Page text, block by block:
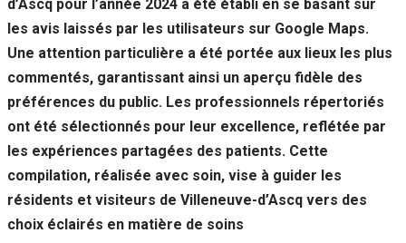
d’Ascq pour l’année 2024 a été établi en se basant sur
les avis laissés par les utilisateurs sur Google Maps.
Une attention particulière a été portée aux lieux les plus
commentés, garantissant ainsi un aperçu fidèle des
préférences du public. Les professionnels répertoriés
ont été sélectionnés pour leur excellence, reflétée par
les expériences partagées des patients. Cette
compilation, réalisée avec soin, vise à guider les
résidents et visiteurs de Villeneuve-d’Ascq vers des
choix éclairés en matière de soins
possible lors
de votre visite.
Si vous
refusez ces
cookies,
fonctionnalités
disparaîtront
du site Web.
Marketing
En partageant